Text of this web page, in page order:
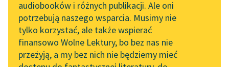
Byliśmy częścią AI Impact
Lab
Zapraszamy na spotkanie
online z tłumaczkami
Przewodnik dla piszących i
czytających
audiobooków i różnych publikacji. Ale oni
potrzebują naszego wsparcia. Musimy nie
tylko korzystać, ale także wspierać
finansowo Wolne Lektury, bo bez nas nie
przeżyją, a my bez nich nie będziemy mieć
Lochy Watykanu
Tej nocy Antym miał
sen. Ktoś pukał do jego
pokoju: nie do drzwi z